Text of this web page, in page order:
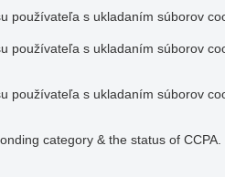
s ukladaním súborov
používateľa s ukladaním súborov
používateľa s ukladaním súborov
category & the status of CCPA.